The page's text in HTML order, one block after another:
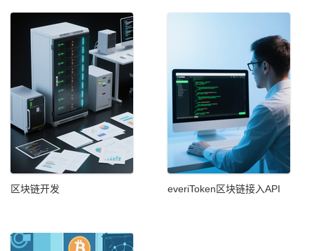
区块链开发 everiToken区块链接入API